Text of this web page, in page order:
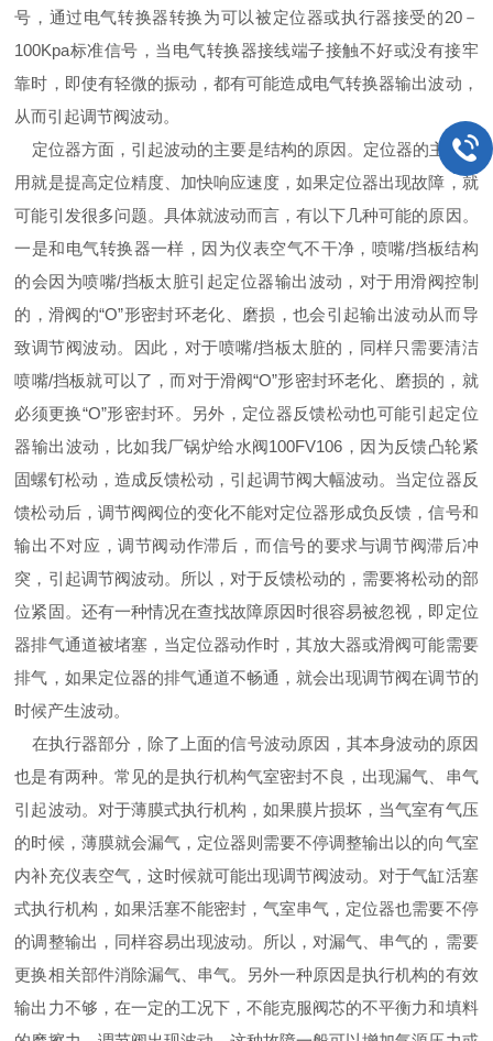
号，通过电气转换器转换为可以被定位器或执行器接受的20－
100Kpa标准信号，当电气转换器接线端子接触不好或没有接牢
靠时，即使有轻微的振动，都有可能造成电气转换器输出波动，
从而引起调节阀波动。
定位器方面，引起波动的主要是结构的原因。定位器的主要作
用就是提高定位精度、加快响应速度，如果定位器出现故障，就
可能引发很多问题。具体就波动而言，有以下几种可能的原因。
一是和电气转换器一样，因为仪表空气不干净，喷嘴/挡板结构
的会因为喷嘴/挡板太脏引起定位器输出波动，对于用滑阀控制
的，滑阀的“O”形密封环老化、磨损，也会引起输出波动从而导
致调节阀波动。因此，对于喷嘴/挡板太脏的，同样只需要清洁
喷嘴/挡板就可以了，而对于滑阀“O”形密封环老化、磨损的，就
必须更换“O”形密封环。另外，定位器反馈松动也可能引起定位
器输出波动，比如我厂锅炉给水阀100FV106 ，因为反馈凸轮紧
固螺钉松动，造成反馈松动，引起调节阀大幅波动。当定位器反
馈松动后，调节阀阀位的变化不能对定位器形成负反馈，信号和
输出不对应，调节阀动作滞后，而信号的要求与调节阀滞后冲
突，引起调节阀波动。所以，对于反馈松动的，需要将松动的部
位紧固。还有一种情况在查找故障原因时很容易被忽视，即定位
器排气通道被堵塞，当定位器动作时，其放大器或滑阀可能需要
排气，如果定位器的排气通道不畅通，就会出现调节阀在调节的
时候产生波动。
在执行器部分，除了上面的信号波动原因，其本身波动的原因
也是有两种。常见的是执行机构气室密封不良，出现漏气、串气
引起波动。对于薄膜式执行机构，如果膜片损坏，当气室有气压
的时候，薄膜就会漏气，定位器则需要不停调整输出以的向气室
内补充仪表空气，这时候就可能出现调节阀波动。对于气缸活塞
式执行机构，如果活塞不能密封，气室串气，定位器也需要不停
的调整输出，同样容易出现波动。所以，对漏气、串气的，需要
更换相关部件消除漏气、串气。另外一种原因是执行机构的有效
输出力不够，在一定的工况下，不能克服阀芯的不平衡力和填料